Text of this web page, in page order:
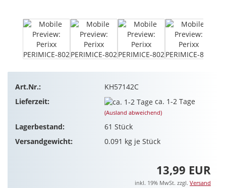
Art.Nr.:
KH57142C
Lieferzeit:
ca. 1-2 Tage
(Ausland abweichend)
Lagerbestand: 61 Stück
Versandgewicht:
0.091 kg je Stück
13,99 EUR
inkl. 19% MwSt. zzgl. Versand